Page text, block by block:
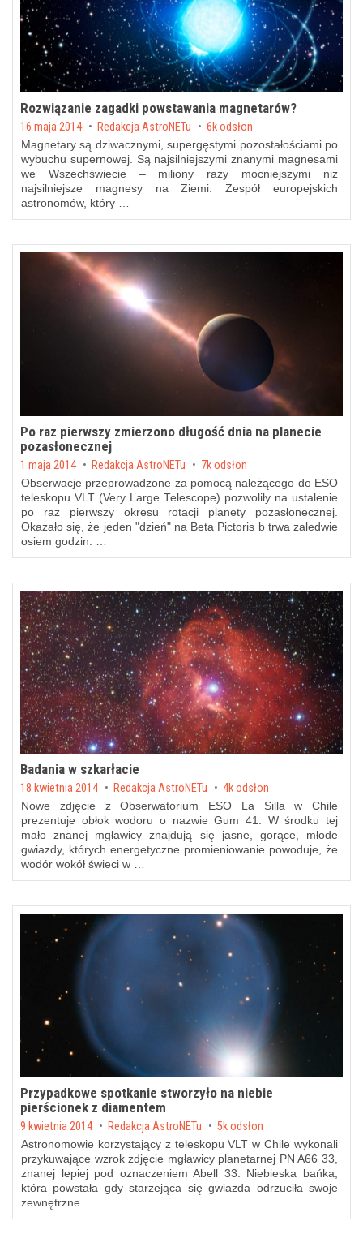
Rozwiązanie zagadki powstawania magnetarów?
Posted on
16 maja 2014 by Redakcja AstroNETu 6k odsłon
Magnetary są dziwacznymi, supergęstymi pozostałościami po
wybuchu supernowej. Są najsilniejszymi znanymi magnesami
we Wszechświecie – miliony razy mocniejszymi niż
najsilniejsze magnesy na Ziemi. Zespół europejskich
astronomów, który …
Po raz pierwszy zmierzono długość dnia na planecie
pozasłonecznej
Posted on
1 maja 2014 by Redakcja AstroNETu 7k odsłon
Obserwacje przeprowadzone za pomocą należącego do ESO
teleskopu VLT (Very Large Telescope) pozwoliły na ustalenie
po raz pierwszy okresu rotacji planety pozasłonecznej.
Okazało się, że jeden "dzień" na Beta Pictoris b trwa zaledwie
osiem godzin. …
Badania w szkarłacie
Posted on
18 kwietnia 2014 by Redakcja AstroNETu 4k odsłon
Nowe zdjęcie z Obserwatorium ESO La Silla w Chile
prezentuje obłok wodoru o nazwie Gum 41. W środku tej
mało znanej mgławicy znajdują się jasne, gorące, młode
gwiazdy, których energetyczne promieniowanie powoduje, że
wodór wokół świeci w …
Przypadkowe spotkanie stworzyło na niebie
pierścionek z diamentem
Posted on
9 kwietnia 2014 by Redakcja AstroNETu 5k odsłon
Astronomowie korzystający z teleskopu VLT w Chile wykonali
przykuwające wzrok zdjęcie mgławicy planetarnej PN A66 33,
znanej lepiej pod oznaczeniem Abell 33. Niebieska bańka,
która powstała gdy starzejąca się gwiazda odrzuciła swoje
zewnętrzne …